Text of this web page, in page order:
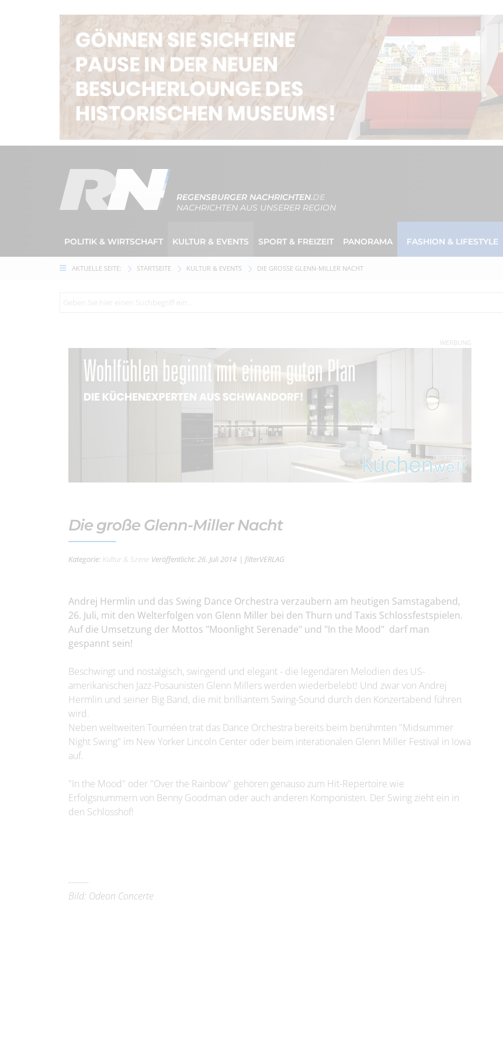
REGENSBURGER NACHRICHTEN.DE
NACHRICHTEN AUS UNSERER REGION
POLITIK & WIRTSCHAFT KULTUR & EVENTS SPORT & FREIZEIT PANORAMA FASHION & LIFESTYLE
AKTUELLE SEITE: STARTSEITE KULTUR & EVENTS DIE GROSSE GLENN-MILLER NACHT
WERBUNG
Die große Glenn-Miller Nacht
Kategorie: Kultur & Szene Veröffentlicht: 26. Juli 2014 | filterVERLAG
Andrej Hermlin und das Swing Dance Orchestra verzaubern am heutigen Samstagabend,
26. Juli, mit den Welterfolgen von Glenn Miller bei den Thurn und Taxis Schlossfestspielen.
Auf die Umsetzung der Mottos "Moonlight Serenade" und "In the Mood" darf man
gespannt sein!
Beschwingt und nostalgisch, swingend und elegant - die legendären Melodien des US-
amerikanischen Jazz-Posaunisten Glenn Millers werden wiederbelebt! Und zwar von Andrej
Hermlin und seiner Big Band, die mit brilliantem Swing-Sound durch den Konzertabend führen
wird.
Neben weltweiten Tournéen trat das Dance Orchestra bereits beim berühmten "Midsummer
Night Swing" im New Yorker Lincoln Center oder beim interationalen Glenn Miller Festival in Iowa
auf.
"In the Mood" oder "Over the Rainbow" gehören genauso zum Hit-Repertoire wie
Erfolgsnummern von Benny Goodman oder auch anderen Komponisten. Der Swing zieht ein in
den Schlosshof!
-------
Bild: Odeon Concerte